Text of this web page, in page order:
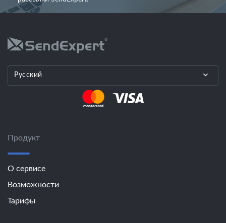
Русский
Продукт
О сервисе
Возможности
Тарифы